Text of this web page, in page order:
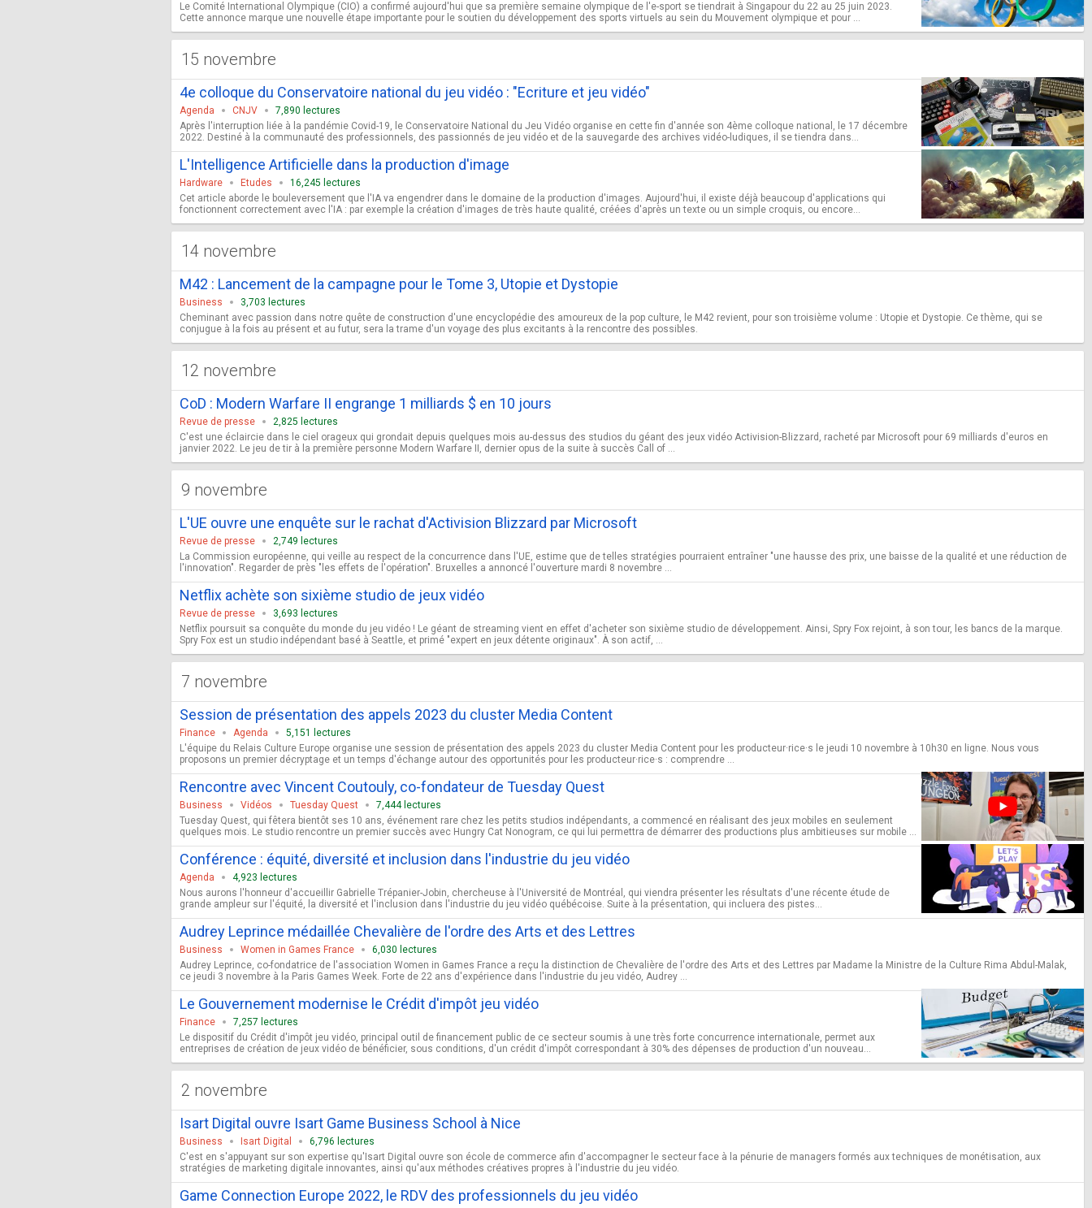
Le Comité International Olympique (CIO) a confirmé aujourd'hui que sa première semaine olympique de l'e-sport se tiendrait à Singapour du 22 au 25 juin 2023.
Cette annonce marque une nouvelle étape importante pour le soutien du développement des sports virtuels au sein du Mouvement olympique et pour ...
15 novembre
4e colloque du Conservatoire national du jeu vidéo : "Ecriture et jeu vidéo"
Agenda CNJV
7,890 lectures
Après l'interruption liée à la pandémie Covid-19, le Conservatoire National du Jeu Vidéo organise en cette fin d'année son 4ème colloque national, le 17 décembre
2022. Destiné à la communauté des professionnels, des passionnés de jeu vidéo et de la sauvegarde des archives vidéo-ludiques, il se tiendra dans...
L'Intelligence Artificielle dans la production d'image
Hardware Etudes
16,245 lectures
Cet article aborde le bouleversement que l'IA va engendrer dans le domaine de la production d'images. Aujourd'hui, il existe déjà beaucoup d'applications qui
fonctionnent correctement avec l'IA : par exemple la création d'images de très haute qualité, créées d'après un texte ou un simple croquis, ou encore...
14 novembre
M42 : Lancement de la campagne pour le Tome 3, Utopie et Dystopie
Business
3,703 lectures
Cheminant avec passion dans notre quête de construction d'une encyclopédie des amoureux de la pop culture, le M42 revient, pour son troisième volume : Utopie et Dystopie. Ce thème, qui se
conjugue à la fois au présent et au futur, sera la trame d'un voyage des plus excitants à la rencontre des possibles.
12 novembre
CoD : Modern Warfare II engrange 1 milliards $ en 10 jours
Revue de presse
2,825 lectures
C'est une éclaircie dans le ciel orageux qui grondait depuis quelques mois au-dessus des studios du géant des jeux vidéo Activision-Blizzard, racheté par Microsoft pour 69 milliards d'euros en
janvier 2022. Le jeu de tir à la première personne Modern Warfare II, dernier opus de la suite à succès Call of ...
9 novembre
L'UE ouvre une enquête sur le rachat d'Activision Blizzard par Microsoft
Revue de presse
2,749 lectures
La Commission européenne, qui veille au respect de la concurrence dans l'UE, estime que de telles stratégies pourraient entraîner "une hausse des prix, une baisse de la qualité et une réduction de
l'innovation". Regarder de près "les effets de l'opération". Bruxelles a annoncé l'ouverture mardi 8 novembre ...
Netflix achète son sixième studio de jeux vidéo
Revue de presse
3,693 lectures
Netflix poursuit sa conquête du monde du jeu vidéo ! Le géant de streaming vient en effet d'acheter son sixième studio de développement. Ainsi, Spry Fox rejoint, à son tour, les bancs de la marque.
Spry Fox est un studio indépendant basé à Seattle, et primé "expert en jeux détente originaux". À son actif, ...
7 novembre
Session de présentation des appels 2023 du cluster Media Content
Finance Agenda
5,151 lectures
L'équipe du Relais Culture Europe organise une session de présentation des appels 2023 du cluster Media Content pour les producteur·rice·s le jeudi 10 novembre à 10h30 en ligne. Nous vous
proposons un premier décryptage et un temps d'échange autour des opportunités pour les producteur·rice·s : comprendre ...
Rencontre avec Vincent Coutouly, co-fondateur de Tuesday Quest
Business Vidéos Tuesday Quest
7,444 lectures
Tuesday Quest, qui fêtera bientôt ses 10 ans, événement rare chez les petits studios indépendants, a commencé en réalisant des jeux mobiles en seulement
quelques mois. Le studio rencontre un premier succès avec Hungry Cat Nonogram, ce qui lui permettra de démarrer des productions plus ambitieuses sur mobile ...
Conférence : équité, diversité et inclusion dans l'industrie du jeu vidéo
Agenda
4,923 lectures
Nous aurons l'honneur d'accueillir Gabrielle Trépanier-Jobin, chercheuse à l'Université de Montréal, qui viendra présenter les résultats d'une récente étude de
grande ampleur sur l'équité, la diversité et l'inclusion dans l'industrie du jeu vidéo québécoise. Suite à la présentation, qui incluera des pistes...
Audrey Leprince médaillée Chevalière de l'ordre des Arts et des Lettres
Business Women in Games France
6,030 lectures
Audrey Leprince, co-fondatrice de l'association Women in Games France a reçu la distinction de Chevalière de l'ordre des Arts et des Lettres par Madame la Ministre de la Culture Rima Abdul-Malak,
ce jeudi 3 novembre à la Paris Games Week. Forte de 22 ans d'expérience dans l'industrie du jeu vidéo, Audrey ...
Le Gouvernement modernise le Crédit d'impôt jeu vidéo
Finance
7,257 lectures
Le dispositif du Crédit d'impôt jeu vidéo, principal outil de financement public de ce secteur soumis à une très forte concurrence internationale, permet aux
entreprises de création de jeux vidéo de bénéficier, sous conditions, d'un crédit d'impôt correspondant à 30% des dépenses de production d'un nouveau...
2 novembre
Isart Digital ouvre Isart Game Business School à Nice
Business Isart Digital
6,796 lectures
C'est en s'appuyant sur son expertise qu'Isart Digital ouvre son école de commerce afin d'accompagner le secteur face à la pénurie de managers formés aux techniques de monétisation, aux
stratégies de marketing digitale innovantes, ainsi qu'aux méthodes créatives propres à l'industrie du jeu vidéo.
Game Connection Europe 2022, le RDV des professionnels du jeu vidéo